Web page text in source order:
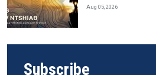
Aug 05, 2026
Subscribe